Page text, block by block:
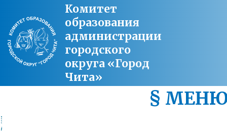
Комитет
образования
администрации
городского
округа «Город
Чита»
§